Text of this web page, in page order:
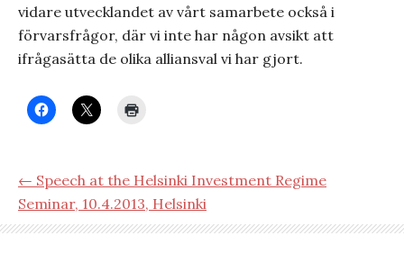
vidare utvecklandet av vårt samarbete också i
förvarsfrågor, där vi inte har någon avsikt att
ifrågasätta de olika alliansval vi har gjort.
← Speech at the Helsinki Investment Regime
Seminar, 10.4.2013, Helsinki